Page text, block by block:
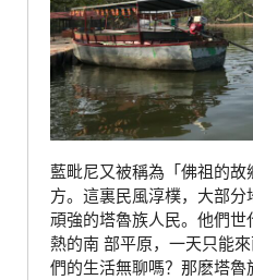
藍毗尼又被稱為「佛祖的
方。這裏民風淳樸，大部
頑強的塔魯族人民。他們世
熱的南 部平原，一天只能
們的生活無聊嗎？那麽塔